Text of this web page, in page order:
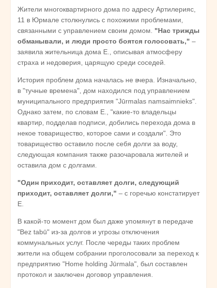
Жители многоквартирного дома по адресу Артилерияс,
11 в Юрмале столкнулись с похожими проблемами,
связанными с управлением своим домом. "Нас трижды
обманывали, и люди просто боятся голосовать," –
заявила жительница дома Е., описывая атмосферу
страха и недоверия, царящую среди соседей.
История проблем дома началась не вчера. Изначально,
в "тучные времена", дом находился под управлением
муниципального предприятия "Jūrmalas namsaimnieks".
Однако затем, по словам Е., "какие-то владельцы
квартир, подделав подписи, добились перехода дома в
некое товарищество, которое сами и создали". Это
товарищество оставило после себя долги за воду,
следующая компания также разочаровала жителей и
оставила дом с долгами.
"Один приходит, оставляет долги, следующий
приходит, оставляет долги," – с горечью констатирует
Е.
В какой-то момент дом был даже упомянут в передаче
"Bez tabū" из-за долгов и угрозы отключения
коммунальных услуг. После череды таких проблем
жители на общем собрании проголосовали за переход к
предприятию "Home holding Jūrmala", был составлен
протокол и заключен договор управления.